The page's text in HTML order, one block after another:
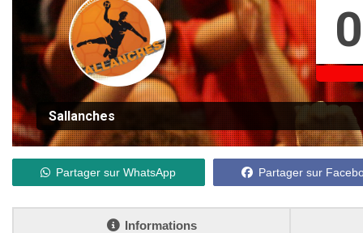
Sallanches
Partager sur WhatsApp Partager sur
Informations